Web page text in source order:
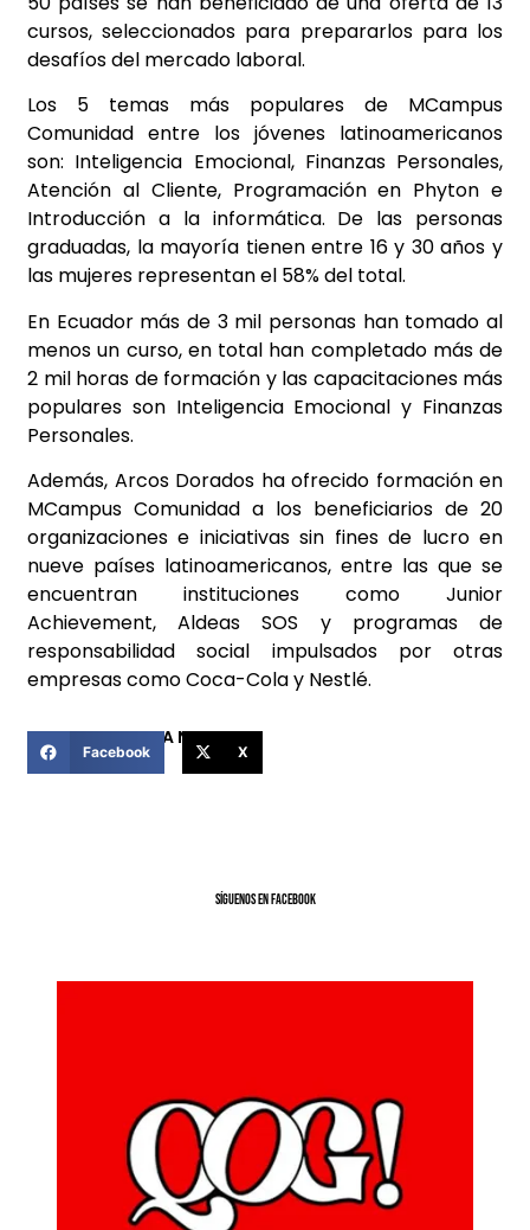
cursos, seleccionados para prepararlos para los
desafíos del mercado laboral.
Los 5 temas más populares de MCampus
Comunidad entre los jóvenes latinoamericanos
son: Inteligencia Emocional, Finanzas Personales,
Atención al Cliente, Programación en Phyton e
Introducción a la informática. De las personas
graduadas, la mayoría tienen entre 16 y 30 años y
las mujeres representan el 58% del total.
En Ecuador más de 3 mil personas han tomado al
menos un curso, en total han completado más de
2 mil horas de formación y las capacitaciones más
populares son Inteligencia Emocional y Finanzas
Personales.
Además, Arcos Dorados ha ofrecido formación en
MCampus Comunidad a los beneficiarios de 20
organizaciones e iniciativas sin fines de lucro en
nueve países latinoamericanos, entre las que se
encuentran instituciones como Junior
Achievement, Aldeas SOS y programas de
responsabilidad social impulsados por otras
empresas como Coca-Cola y Nestlé.
COMPARTIR ESTA NOTICIA
Facebook X
SíGUENOS EN FACEBOOK